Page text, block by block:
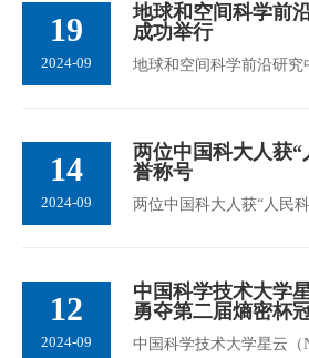
19
2024-09
地球和空间科学前
成功举行
地球和空间科学前沿研
14
2024-09
两位中国科大人获
誉称号
两位中国科大人获“人民
12
2024-09
中国科学技术大学
勇夺第二届熵密杯
中国科学技术大学星云（